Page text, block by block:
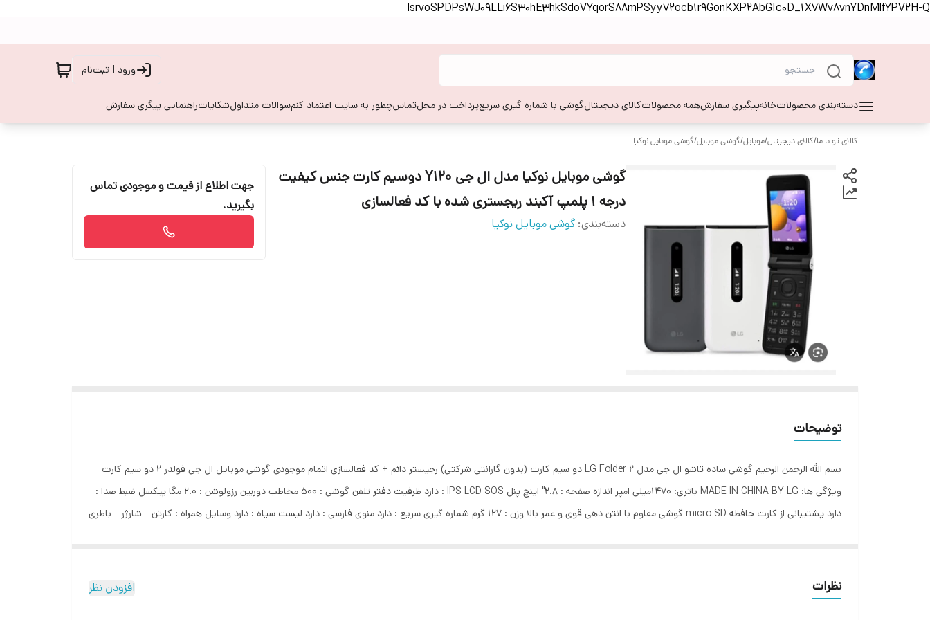
lsrvoSPDPsWJ09LLi6S30hE3hkSdoVYqorS88mPSyy72ocb1r9GonKXP2AbGIc0D_1X7Wv8vnYDnMlfYPV2H-Q
ورود | ثبت‌نام
دسته‌بندی محصولاتخانهپیگیری سفارشهمه محصولاتکالای دیجیتالگوشی با شماره گیری سریعپرداخت در محلتماسچطور به سایت اعتماد کنمسوالات متداولشکایاتراهنمایی پیگری سفارش
کالای تو با ما/کالای دیجیتال/موبایل/گوشی موبایل/گوشی موبایل نوکیا
گوشی موبایل نوکیا مدل ال جی Y120 دوسیم کارت جنس کیفیت
درجه 1 پلمپ آکبند ریجستری شده با کد فعالسازی
دسته‌بندی: گوشی موبایل نوکیا
جهت اطلاع از قیمت و موجودی تماس
بگیرید.
توضیحات
بسم الله الرحمن الرحیم گوشی ساده تاشو ال جی مدل LG Folder 2 دو سیم کارت (بدون گارانتی شرکتی) رجیستر دائم + کد فعالسازی اتمام موجودی گوشی موبایل ال جی فولدر 2 دو سیم کارت
ویژگی ها: MADE IN CHINA BY LG باتری: 1470میلی امپر اندازه صفحه : 2.8" اینچ پنل IPS LCD SOS : دارد ظرفیت دفتر تلفن گوشی : 500 مخاطب دوربین رزولوشن : 2.0 مگا پیکسل ضبط صدا :
دارد پشتیبانی از کارت حافظه micro SD گوشی مقاوم با انتن دهی قوی و عمر بالا وزن : 127 گرم شماره گیری سریع : دارد منوی فارسی : دارد لیست سیاه : دارد وسایل همراه : کارتن - شارژر - باطری
نظرات افزودن نظر